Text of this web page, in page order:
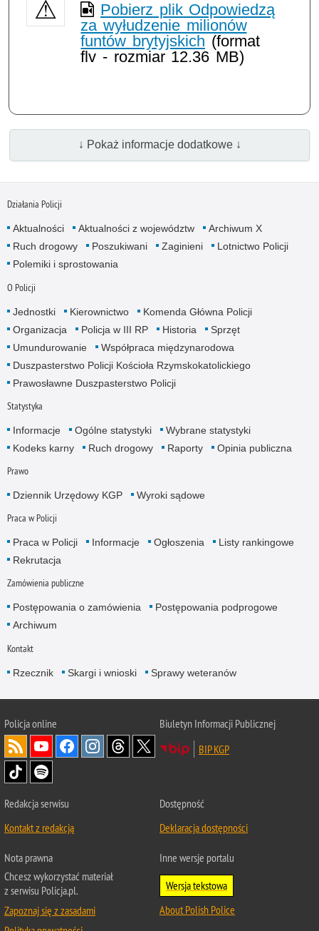
Pobierz plik Odpowiedzą
za wyłudzenie milionów
funtów brytyjskich (format
flv - rozmiar 12.36 MB)
↓ Pokaż informacje dodatkowe ↓
Działania Policji
Aktualności Aktualności z województw
Archiwum X
Ruch drogowy
Poszukiwani Zaginieni
Lotnictwo Policji
Polemiki i sprostowania
O Policji
Jednostki Kierownictwo
Komenda Główna Policji
Organizacja
Policja w III RP Historia
Sprzęt
Umundurowanie
Współpraca międzynarodowa
Duszpasterstwo Policji Kościoła Rzymskokatolickiego
Prawosławne Duszpasterstwo Policji
Statystyka
Informacje Ogólne statystyki
Wybrane statystyki
Kodeks karny
Ruch drogowy Raporty Opinia publiczna
Prawo
Dziennik Urzędowy KGP Wyroki sądowe
Praca w Policji
Praca w Policji Informacje Ogłoszenia
Listy rankingowe
Rekrutacja
Zamówienia publiczne
Postępowania o zamówienia
Postępowania podprogowe
Archiwum
Kontakt
Rzecznik Skargi i wnioski Sprawy weteranów
Policjaonline
Biuletyn Informacji Publicznej
BIP KGP
Redakcja serwisu
Kontakt z redakcją
Dostępność
Deklaracja dostępności
Nota prawna
Chcesz wykorzystać materiał
z serwisu Policja.pl.
Zapoznaj się z zasadami
Inne wersje portalu
Wersja tekstowa
About Polish Police